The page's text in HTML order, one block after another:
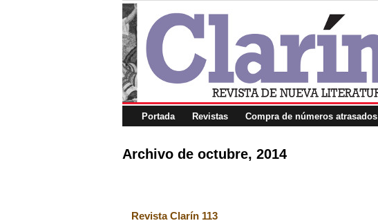
Portada Revistas Compra de números atrasados
Archivo de octubre, 2014
Revista Clarín 113